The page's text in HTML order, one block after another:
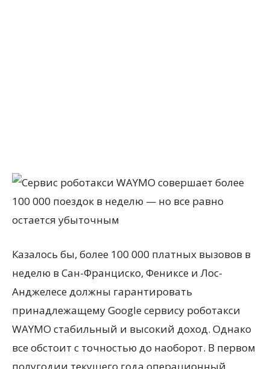
Казалось бы, более 100 000 платных вызовов в
неделю в Сан-Франциско, Фениксе и Лос-
Анджелесе должны гарантировать
принадлежащему Google сервису роботакси
WAYMO стабильный и высокий доход. Однако
все обстоит с точностью до наоборот. В первом